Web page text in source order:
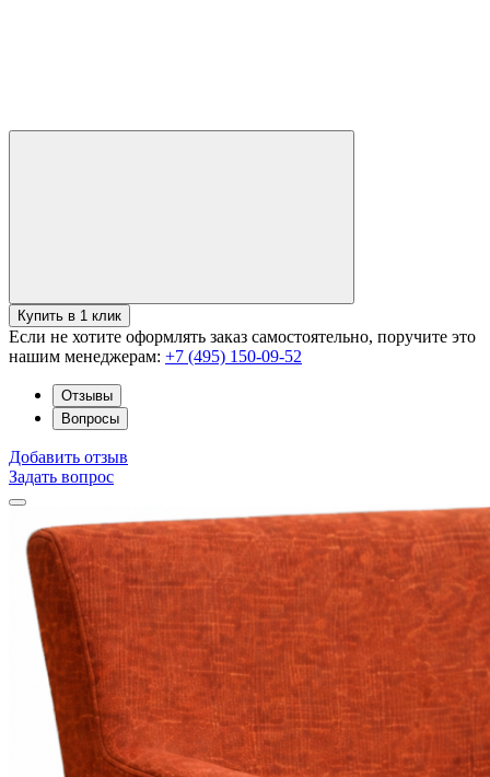
Купить в 1 клик
Если не хотите оформлять заказ самостоятельно, поручите это
нашим менеджерам: +7 (495) 150-09-52
Отзывы
Вопросы
Добавить отзыв
Задать вопрос